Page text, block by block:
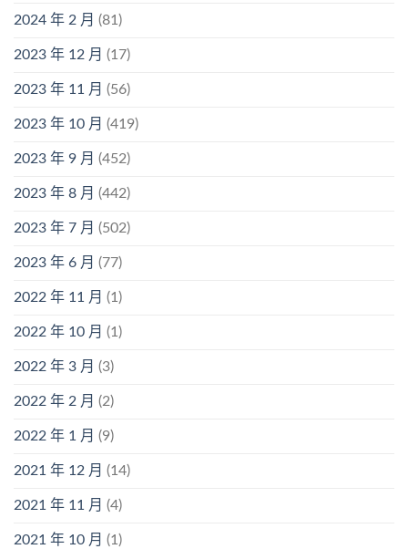
2024 年 2 月 (81)
2023 年 12 月 (17)
2023 年 11 月 (56)
2023 年 10 月 (419)
2023 年 9 月 (452)
2023 年 8 月 (442)
2023 年 7 月 (502)
2023 年 6 月 (77)
2022 年 11 月 (1)
2022 年 10 月 (1)
2022 年 3 月 (3)
2022 年 2 月 (2)
2022 年 1 月 (9)
2021 年 12 月 (14)
2021 年 11 月 (4)
2021 年 10 月 (1)